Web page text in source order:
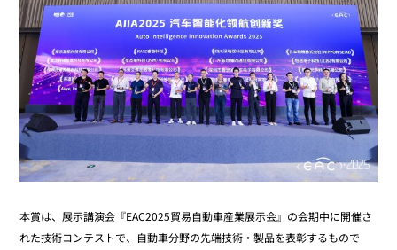
本賞は、展示講演会『EAC2025貿易自動車産業展示会』の会期中に開催さ
れた技術コンテストで、自動車分野の先端技術・製品を表彰するもので